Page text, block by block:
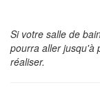
Si votre salle de
pourra aller jusqu'à
réaliser.